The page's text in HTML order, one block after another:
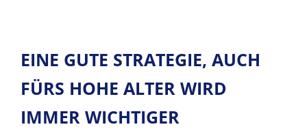
EINE GUTE STRATEGIE, AUCH
FÜRS HOHE ALTER WIRD
IMMER WICHTIGER